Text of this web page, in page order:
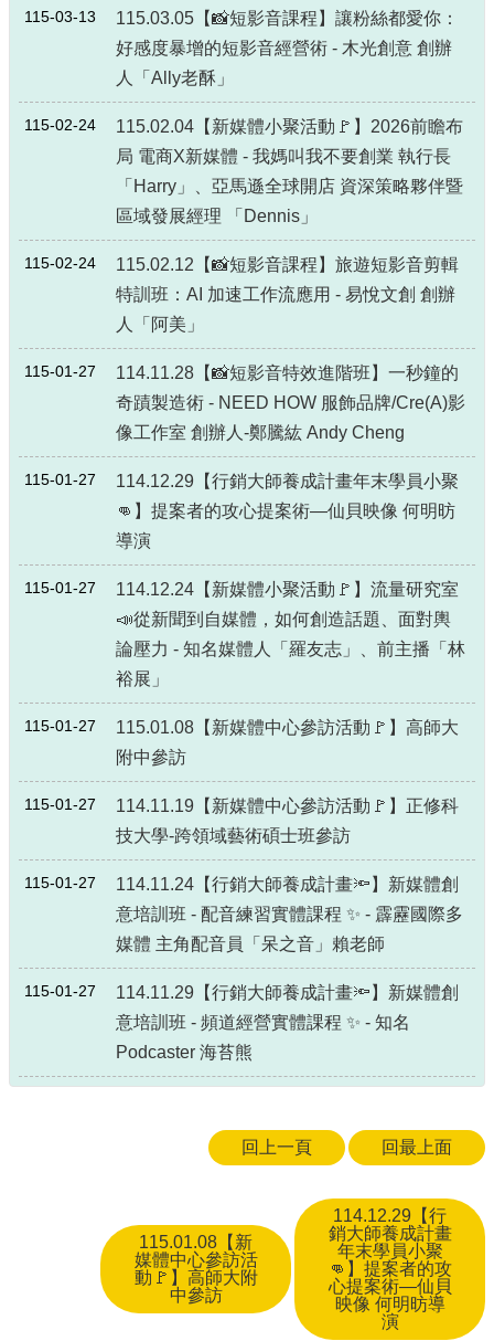
語
Facebook
Instagram
私
權
政
網
開
放
115-03-13
115.03.05【📸短影音課程】讓粉絲都愛你 ：
好感度暴增的短影音經營術 - 木光創意 創辦
人「Ally老酥」
115-02-24
115.02.04【新媒體小聚活動🚩】2026前瞻布
局 電商X新媒體 - 我媽叫我不要創業 執行長
「Harry」、亞馬遜全球開店 資深策略夥伴暨
區域發展經理 「Dennis」
115-02-24
115.02.12【📸短影音課程】旅遊短影音剪輯
特訓班：AI 加速工作流應用 - 易悅文創 創辦
人「阿美」
115-01-27
114.11.28【📸短影音特效進階班】一秒鐘的
奇蹟製造術 - NEED HOW 服飾品牌/Cre(A)影
像工作室 創辦人-鄭騰紘 Andy Cheng
115-01-27
114.12.29【行銷大師養成計畫年末學員小聚
👊】提案者的攻心提案術—仙貝映像 何明昉
導演
115-01-27
114.12.24【新媒體小聚活動🚩】流量研究室
📣從新聞到自媒體，如何創造話題、面對輿
論壓力 - 知名媒體人「羅友志」、前主播「林
裕展」
115-01-27
115.01.08【新媒體中心參訪活動🚩】高師大
附中參訪
115-01-27
114.11.19【新媒體中心參訪活動🚩】正修科
技大學-跨領域藝術碩士班參訪
115-01-27
114.11.24【行銷大師養成計畫🔦】新媒體創
意培訓班 - 配音練習實體課程 ✨ - 霹靂國際多
媒體 主角配音員「呆之音」賴老師
115-01-27
114.11.29【行銷大師養成計畫🔦】新媒體創
意培訓班 - 頻道經營實體課程 ✨ - 知名
Podcaster 海苔熊
回上一頁 回最上面
115.01.08【新
媒體中心參訪活
動🚩】高師大附
中參訪
114.12.29【行
銷大師養成計畫
年末學員小聚
👊】提案者的攻
心提案術—仙貝
映像 何明昉導
演